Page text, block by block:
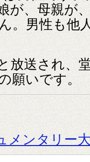
が、母親が
。男性も他
放送され、
願いです。
メンタリー